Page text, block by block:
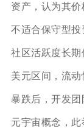
资产，认为其价
不适合保守型
社区活跃度长
美元区间，流
暴跌后，开发
元宇宙概念，此